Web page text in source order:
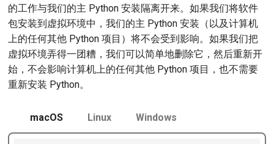
的工作与我们的主 Python 安装隔离开来。如果我们将软件
包安装到虚拟环境中，我们的主 Python 安装（以及计算机
上的任何其他 Python 项目）将不会受到影响。如果我们把
虚拟环境弄得一团糟，我们可以简单地删除它，然后重新开
始，不会影响计算机上的任何其他 Python 项目，也不需要
重新安装 Python。
macOS Linux Windows